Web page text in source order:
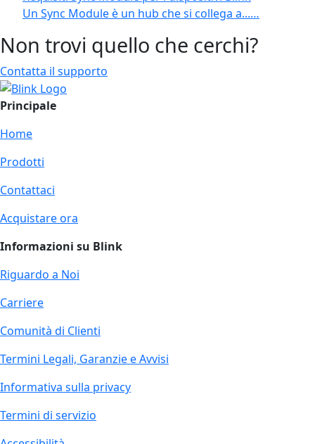
Un Sync Module è un hub che si collega a...…
Non trovi quello che cerchi?
Contatta il supporto
Principale
Home
Prodotti
Contattaci
Acquistare ora
Informazioni su Blink
Riguardo a Noi
Carriere
Comunità di Clienti
Termini Legali, Garanzie e Avvisi
Informativa sulla privacy
Termini di servizio